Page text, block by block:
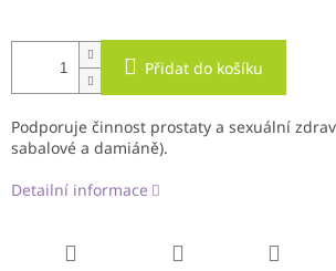
Přidat do košíku
Podporuje činnost prostaty a sexuální
sabalové a damiáně).
Detailní informace